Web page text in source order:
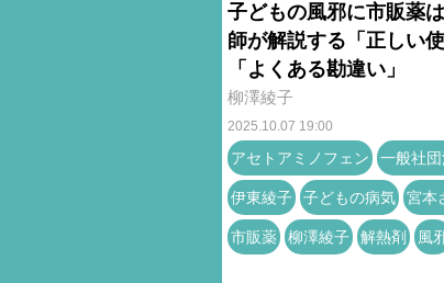
子どもの風邪に市販薬
師が解説する「正しい
「よくある勘違い」
柳澤綾子
2025.10.07 19:00
アセトアミノフェン 一般社
伊東綾子 子どもの病気 宮本
市販薬 柳澤綾子 解熱剤 風